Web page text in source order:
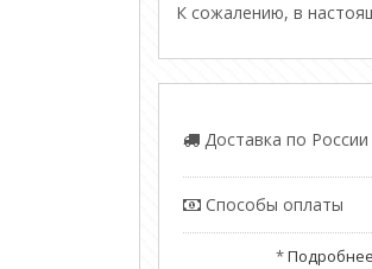
К сожалению, в
Доставка по
Способы оплаты
*